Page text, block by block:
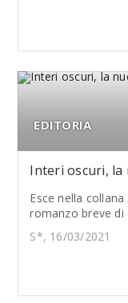
EDITORIA
Interi oscuri, la
Esce nella collana
romanzo breve di
S*, 16/03/2021